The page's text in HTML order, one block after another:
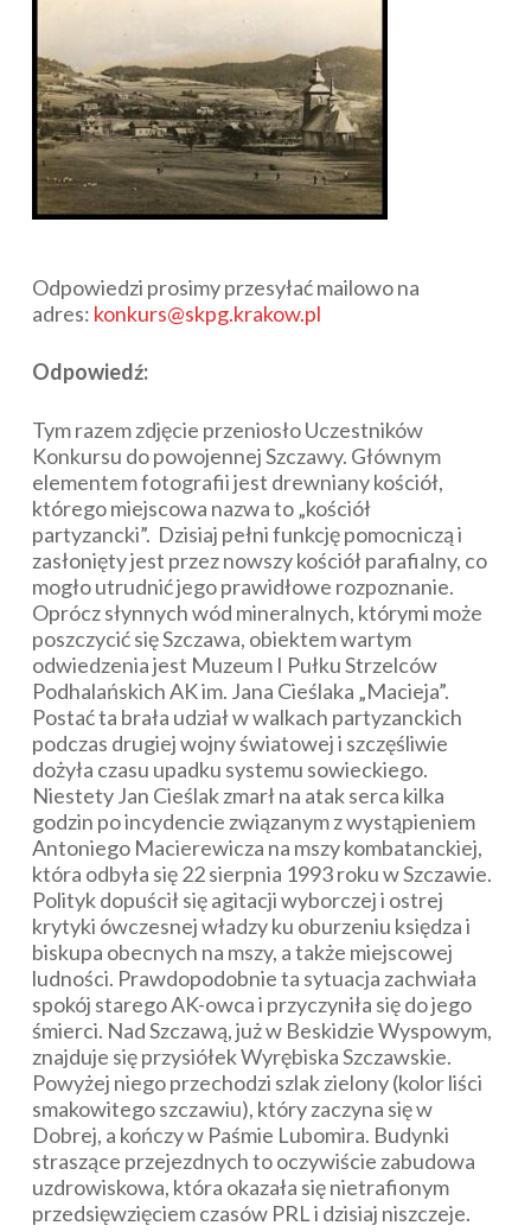
Odpowiedzi prosimy przesyłać mailowo na
adres: konkurs@skpg.krakow.pl
Odpowiedź:
Tym razem zdjęcie przeniosło Uczestników
Konkursu do powojennej Szczawy. Głównym
elementem fotografii jest drewniany kościół,
którego miejscowa nazwa to „kościół
partyzancki”. Dzisiaj pełni funkcję pomocniczą i
zasłonięty jest przez nowszy kościół parafialny, co
mogło utrudnić jego prawidłowe rozpoznanie.
Oprócz słynnych wód mineralnych, którymi może
poszczycić się Szczawa, obiektem wartym
odwiedzenia jest Muzeum I Pułku Strzelców
Podhalańskich AK im. Jana Cieślaka „Macieja”.
Postać ta brała udział w walkach partyzanckich
podczas drugiej wojny światowej i szczęśliwie
dożyła czasu upadku systemu sowieckiego.
Niestety Jan Cieślak zmarł na atak serca kilka
godzin po incydencie związanym z wystąpieniem
Antoniego Macierewicza na mszy kombatanckiej,
która odbyła się 22 sierpnia 1993 roku w Szczawie.
Polityk dopuścił się agitacji wyborczej i ostrej
krytyki ówczesnej władzy ku oburzeniu księdza i
biskupa obecnych na mszy, a także miejscowej
ludności. Prawdopodobnie ta sytuacja zachwiała
spokój starego AK-owca i przyczyniła się do jego
śmierci. Nad Szczawą, już w Beskidzie Wyspowym,
znajduje się przysiółek Wyrębiska Szczawskie.
Powyżej niego przechodzi szlak zielony (kolor liści
smakowitego szczawiu), który zaczyna się w
Dobrej, a kończy w Paśmie Lubomira. Budynki
straszące przejezdnych to oczywiście zabudowa
uzdrowiskowa, która okazała się nietrafionym
przedsięwzięciem czasów PRL i dzisiaj niszczeje.